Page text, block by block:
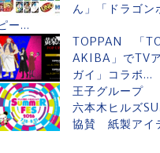
ん」「ドラゴン
ー...
TOPPAN 「
AKIBA」でTV
ガイ」コラボ...
王子グループ
六本木ヒルズ
協賛 紙製アイ